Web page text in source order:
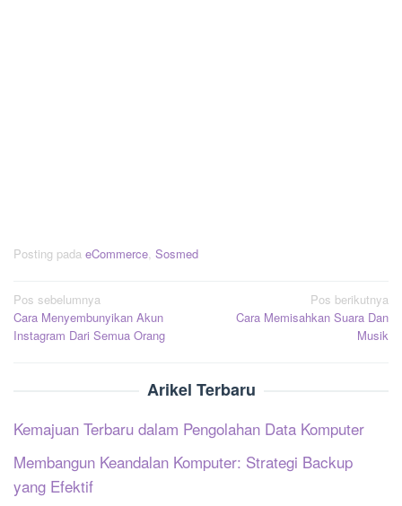
Posting pada eCommerce, Sosmed
Navigasi
pos
Pos sebelumnya
Cara Menyembunyikan Akun
Instagram Dari Semua Orang
Pos berikutnya
Cara Memisahkan Suara Dan
Musik
Arikel Terbaru
Kemajuan Terbaru dalam Pengolahan Data Komputer
Membangun Keandalan Komputer: Strategi Backup
yang Efektif